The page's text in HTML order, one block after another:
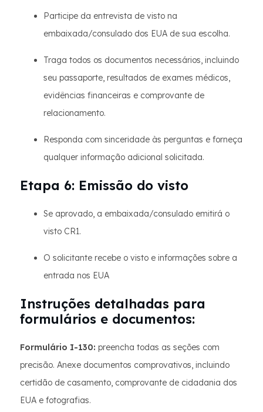
Participe da entrevista de visto na
embaixada/consulado dos EUA de sua escolha.
Traga todos os documentos necessários, incluindo
seu passaporte, resultados de exames médicos,
evidências financeiras e comprovante de
relacionamento.
Responda com sinceridade às perguntas e forneça
qualquer informação adicional solicitada.
Etapa 6: Emissão do visto
Se aprovado, a embaixada/consulado emitirá o
visto CR1.
O solicitante recebe o visto e informações sobre a
entrada nos EUA
Instruções detalhadas para
formulários e documentos:
Formulário I-130: preencha todas as seções com
precisão. Anexe documentos comprovativos, incluindo
certidão de casamento, comprovante de cidadania dos
EUA e fotografias.